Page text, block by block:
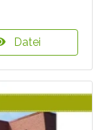
Datei